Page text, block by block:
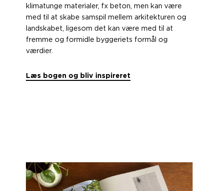
klimatunge materialer, fx beton, men kan være
med til at skabe samspil mellem arkitekturen og
landskabet, ligesom det kan være med til at
fremme og formidle byggeriets formål og
værdier.
Læs bogen og bliv inspireret